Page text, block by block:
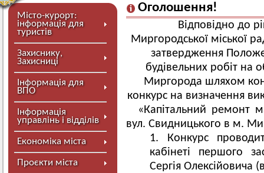
Місто-курорт:
інформація для
туристів
Захиснику,
Захисниці
Інформація для
ВПО
Інформація
управлінь і відділів
Економіка міста
Проєкти міста
Оголошення!
Відповідно до
Миргородської міської
затвердження
будівельних робіт на
Миргорода шляхом
конкурс на визначення
«Капітальний ремонт
вул. Свидницького в м.
Конкурс
кабінеті першого
Сергія Олексійовича